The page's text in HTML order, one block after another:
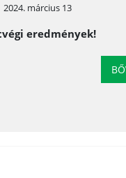
2024. március 13
eredmények!